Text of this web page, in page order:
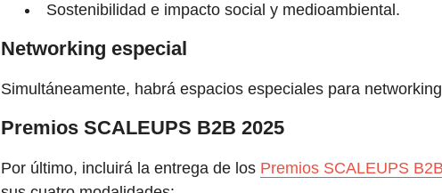
Sostenibilidad e impacto social y medioambiental.
Networking especial
Simultáneamente, habrá espacios especiales para
Premios SCALEUPS B2B 2025
Por último, incluirá la entrega de los Premios SCALEUPS B2B